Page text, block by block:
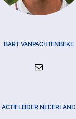
BART VANPACHTENBEKE
ACTIELEIDER NEDERLAND